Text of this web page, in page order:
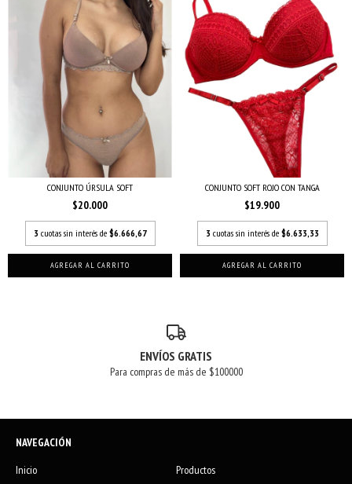
CONJUNTO ÚRSULA SOFT
$20.000
3 cuotas sin interés de $6.666,67
AGREGAR AL CARRITO
CONJUNTO SOFT ROJO CON TANGA
$19.900
3 cuotas sin interés de $6.633,33
AGREGAR AL CARRITO
ENVÍOS GRATIS
Para compras de más de $100000
NAVEGACIÓN
Inicio
Productos